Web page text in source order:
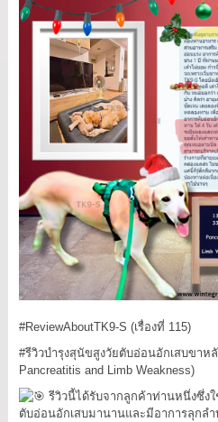
#ReviewAboutTK9-S (เรื่องที่ 115)
#รีวิวบำรุงสุนัขสูงวัยตับอ่อนอักเสบขาห
Pancreatitis and Limb Weakness)
รีวิวนี้ได้รับจากลูกค้าท่านหนึ่งซึ่งใ
ตับอ่อนอักเสบมานานและมีอาการลุกล